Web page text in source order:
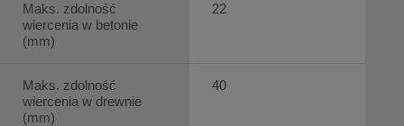
Maks. zdolność
wiercenia w betonie
(mm)
Maks. zdolność
wiercenia w drewnie
(mm)
22
40